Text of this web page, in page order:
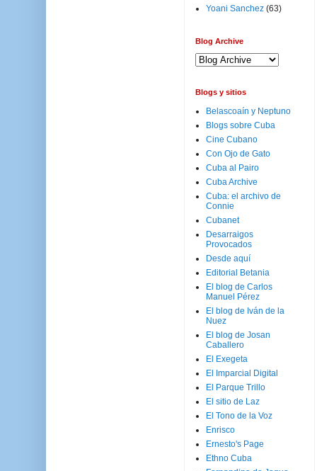
Yoani Sanchez (63)
Blog Archive
Blogs y sitios
Belascoaín y Neptuno
Blogs sobre Cuba
Cine Cubano
Con Ojo de Gato
Cuba al Pairo
Cuba Archive
Cuba: el archivo de
Connie
Cubanet
Desarraigos
Provocados
Desde aquí
Editorial Betania
El blog de Carlos
Manuel Pérez
El blog de Iván de la
Nuez
El blog de Josan
Caballero
El Exegeta
El Imparcial Digital
El Parque Trillo
El sitio de Laz
El Tono de la Voz
Enrisco
Ernesto's Page
Ethno Cuba